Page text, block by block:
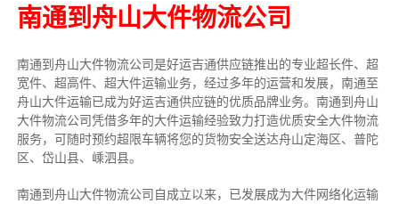
南通到舟山大件物流公司
南通到舟山大件物流公司是好运吉通供应链推出的专业超长件、超
宽件、超高件、超大件运输业务，经过多年的运营和发展，南通至
舟山大件运输已成为好运吉通供应链的优质品牌业务。南通到舟山
大件物流公司凭借多年的大件运输经验致力打造优质安全大件物流
服务，可随时预约超限车辆将您的货物安全送达舟山定海区、普陀
区、岱山县、嵊泗县。
南通到舟山大件物流公司自成立以来，已发展成为大件网络化运输